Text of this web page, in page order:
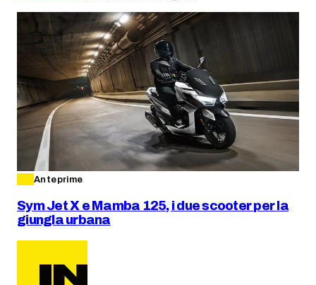
Anteprime
Sym Jet X e Mamba 125, i due scooter per la
giungla urbana